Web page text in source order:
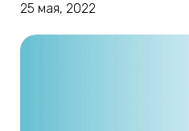
25 мая, 2022